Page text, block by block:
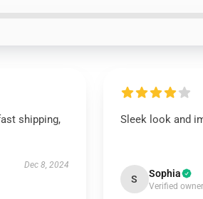
shipping,
Dec 8, 2024
Sleek look and
S Sophia
Verified owner